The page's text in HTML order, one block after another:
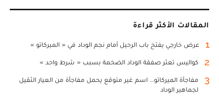
المقالات الأكثر قراءة
1 عرض خارجي يفتح باب الرحيل أمام نجم الوداد في « الميركاتو »
2 كواليس تعثر صفقة الوداد الضخمة بسبب « شرط واحد »
3
مفاجأة الميركاتو... اسم غير متوقع يحمل مفاجأة من العيار الثقيل
لجماهير الوداد